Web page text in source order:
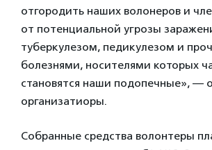
отгородить наших волонеров и
от потенциальной угрозы
туберкулезом, педикулезом и
болезнями, носителями которых
становятся наши подопечные», —
организатиоры.
Собранные средства волонтеры